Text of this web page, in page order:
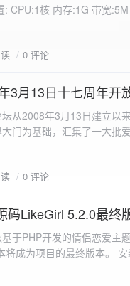
= function(event) { if
=== 200) { const data =
`; }
xhr.onerror = function() { resultDiv.innerHTML =
: CPU:1核 内存:1G 带宽
0 评论
3月13日十七周年开
从2008年3月13日建立以
门为基础，汇集了一大批
前，请认真阅读注册须知
0 评论
码LikeGirl 5.2.0最终
于PHP开发的情侣恋爱主
将成为项目的最终版本。